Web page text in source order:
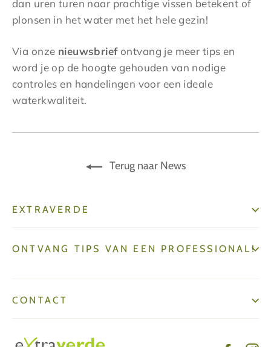
dan uren turen naar prachtige vissen betekent of
plonsen in het water met het hele gezin!
Via onze nieuwsbrief ontvang je meer tips en
word je op de hoogte gehouden van nodige
controles en handelingen voor een ideale
waterkwaliteit.
Terug naar News
EXTRAVERDE
ONTVANG TIPS VAN EEN PROFESSIONAL!
CONTACT